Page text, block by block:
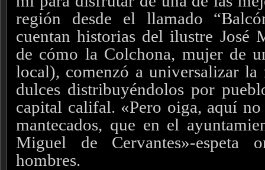
región desde el llamado
cuentan historias del ilustre José
de cómo la Colchona, mujer de
local), comenzó a universalizar la
dulces distribuyéndolos por
capital califal. «Pero oiga, aquí
mantecados, que en el
Miguel de Cervantes»-espeta
hombres.